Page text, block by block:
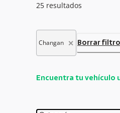
25 resultados
Changan ✕ Borrar
Encuentra tu vehículo